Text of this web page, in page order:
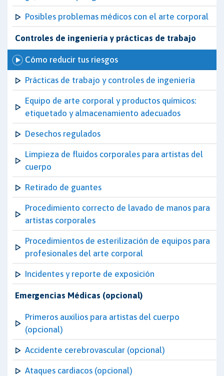
Posibles problemas médicos con el arte corporal
Controles de ingeniería y prácticas de trabajo
Cómo reducir tus riesgos
Prácticas de trabajo y controles de ingeniería
Equipo de arte corporal y productos químicos:
etiquetado y almacenamiento adecuados
Desechos regulados
Limpieza de fluidos corporales para artistas del
cuerpo
Retirado de guantes
Procedimiento correcto de lavado de manos para
artistas corporales
Procedimientos de esterilización de equipos para
profesionales del arte corporal
Incidentes y reporte de exposición
Emergencias Médicas (opcional)
Primeros auxilios para artistas del cuerpo
(opcional)
Accidente cerebrovascular (opcional)
Ataques cardiacos (opcional)